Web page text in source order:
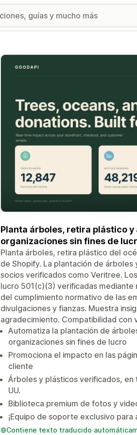
Galería de imágenes destacadas
Planta árboles, retira plástico
organizaciones sin fines de
Planta árboles, retira plástico del
de Shopify. La plantación de
socios verificados como Veritree.
lucro 501(c)(3) verificadas
del cumplimiento normativo de las
divulgaciones y fianzas. Muestra
agradecimiento. Compatibilidad con
Automatiza la plantación de
organizaciones sin fines de lucro
Promociona el impacto en las
cliente
Árboles y plásticos verificados, en
UU.
Biblioteca premium de fotos y
¡Equipo de soporte exclusivo
Contiene texto traducido